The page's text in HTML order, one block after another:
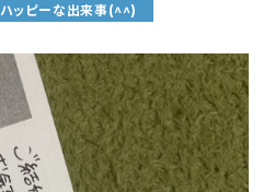
ハッピーな出来事(^^)